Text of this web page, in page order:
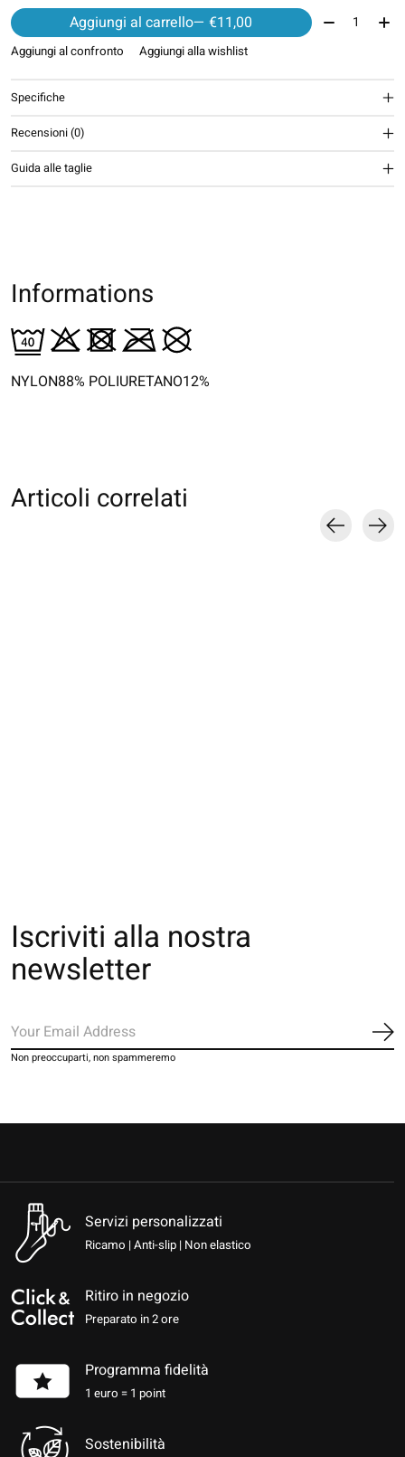
Aggiungi al carrello — €11,00 Quantità:
Aggiungi al confronto Aggiungi alla wishlist
Specifiche
Recensioni (0)
Guida alle taglie
Informations
NYLON88% POLIURETANO12%
Articoli correlati
Iscriviti alla nostra
newsletter
Non preoccuparti, non spammeremo
Servizi personalizzati
Ricamo | Anti-slip | Non elastico
Ritiro in negozio
Preparato in 2 ore
Programma fidelità
1 euro = 1 point
Sostenibilità